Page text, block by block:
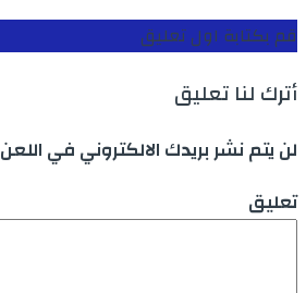
قم بكتابة اول تعليق
أترك لنا تعليق
لن يتم نشر بريدك الالكتروني في اللعن
تعليق